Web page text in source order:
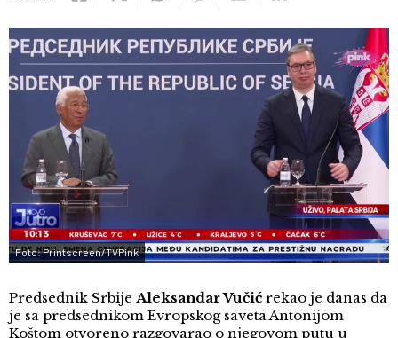
Foto: Printscreen/TVPink
Predsednik Srbije Aleksandar Vučić rekao je danas da
je sa predsednikom Evropskog saveta Antonijom
Koštom otvoreno razgovarao o njegovom putu u